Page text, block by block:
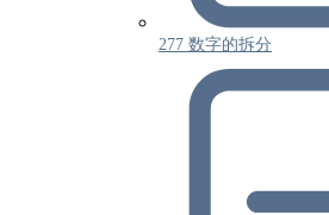
277 数字的拆分